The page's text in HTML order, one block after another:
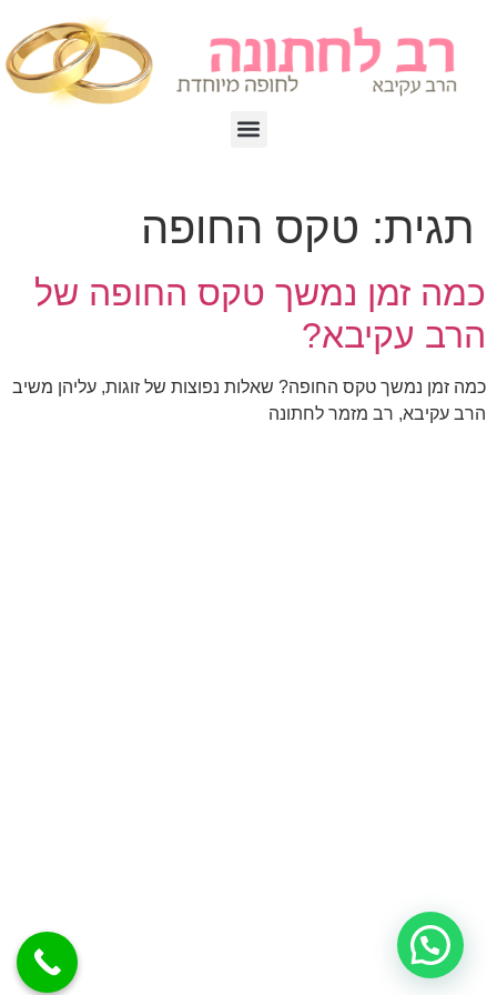
תגית: טקס החופה
כמה זמן נמשך טקס החופה של
הרב עקיבא?
כמה זמן נמשך טקס החופה? שאלות נפוצות של זוגות, עליהן משיב
הרב עקיבא, רב מזמר לחתונה